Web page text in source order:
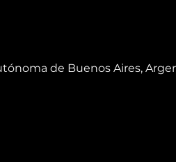
de Buenos Aires,